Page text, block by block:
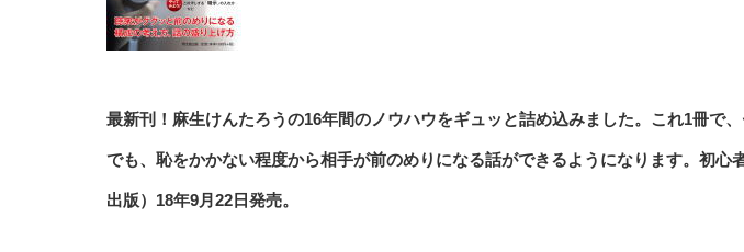
最新刊！麻生けんたろうの16年間のノウハウをギュッと詰め込みました。これ1冊で
でも、恥をかかない程度から相手が前のめりになる話ができるようになります。初心
出版）18年9月22日発売。